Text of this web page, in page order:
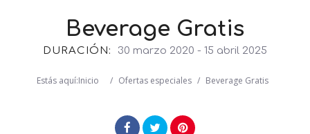
Beverage Gratis
DURACIÓN: 30 marzo 2020 - 15 abril 2025
Estás aquí:Inicio / Ofertas especiales / Beverage Gratis